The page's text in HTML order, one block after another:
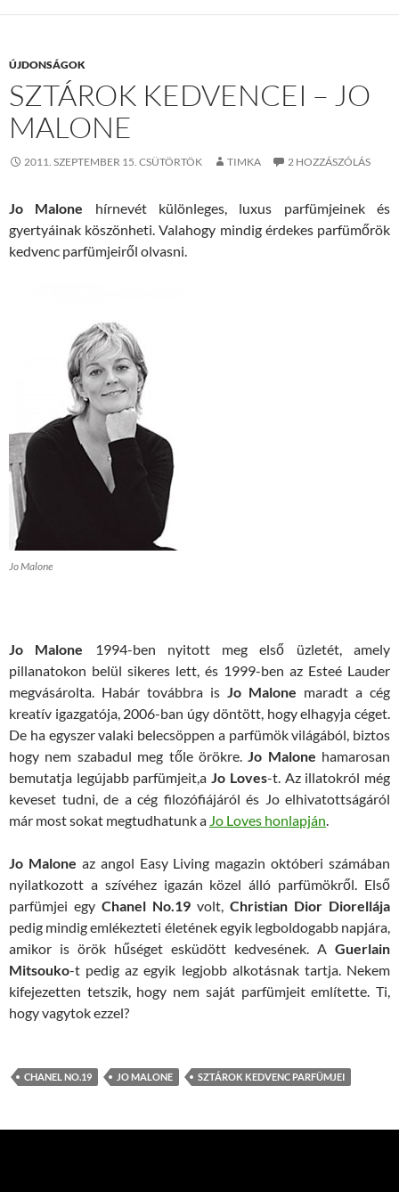
ÚJDONSÁGOK
SZTÁROK KEDVENCEI – JO
MALONE
2011. SZEPTEMBER 15. CSÜTÖRTÖK TIMKA 2 HOZZÁSZÓLÁS
Jo Malone hírnevét különleges, luxus parfümjeinek és
gyertyáinak köszönheti. Valahogy mindig érdekes parfümőrök
kedvenc parfümjeiről olvasni.
Jo Malone
Jo Malone 1994-ben nyitott meg első üzletét, amely
pillanatokon belül sikeres lett, és 1999-ben az Esteé Lauder
megvásárolta. Habár továbbra is Jo Malone maradt a cég
kreatív igazgatója, 2006-ban úgy döntött, hogy elhagyja céget.
De ha egyszer valaki belecsöppen a parfümök világából, biztos
hogy nem szabadul meg tőle örökre.Jo Malone hamarosan
bemutatja legújabb parfümjeit,aJo Loves-t. Az illatokról még
keveset tudni, de a cég filozófiájáról és Jo elhivatottságáról
már most sokat megtudhatunk a Jo Loves honlapján.
Jo Malone az angol Easy Living magazin októberi számában
nyilatkozott a szívéhez igazán közel álló parfümökről. Első
parfümjei egy Chanel No.19 volt, Christian Dior Diorellája
pedig mindig emlékezteti életének egyik legboldogabb napjára,
amikor is örök hűséget esküdött kedvesének. A Guerlain
Mitsouko-t pedig az egyik legjobb alkotásnak tartja. Nekem
kifejezetten tetszik, hogy nem saját parfümjeit említette. Ti,
hogy vagytok ezzel?
CHANEL NO.19 JO MALONE SZTÁROK KEDVENC PARFÜMJEI